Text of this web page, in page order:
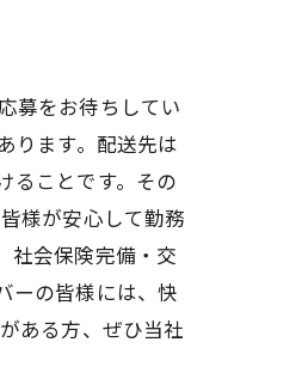
募をお待ちしてい
ります。配送先は
ることです。その
様が安心して勤務
社会保険完備・交
ーの皆様には、快
ある方、ぜひ当社